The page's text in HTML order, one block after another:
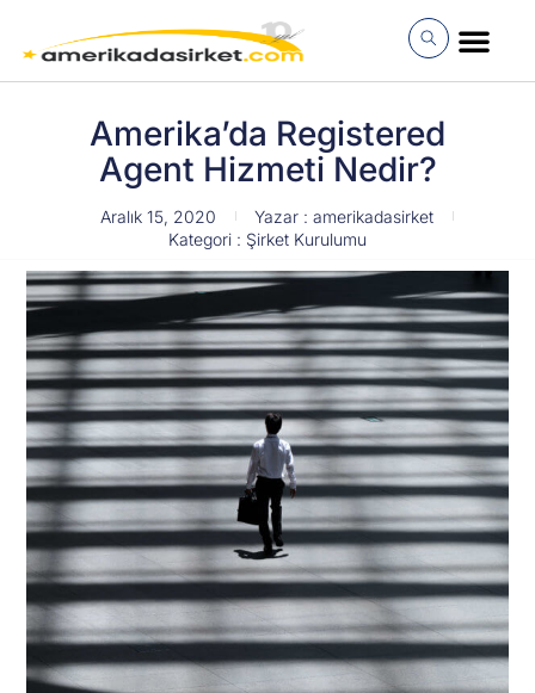
atla
Amerika’da Registered
Agent Hizmeti Nedir?
Aralık 15, 2020 Yazar : amerikadasirket
Kategori : Şirket Kurulumu